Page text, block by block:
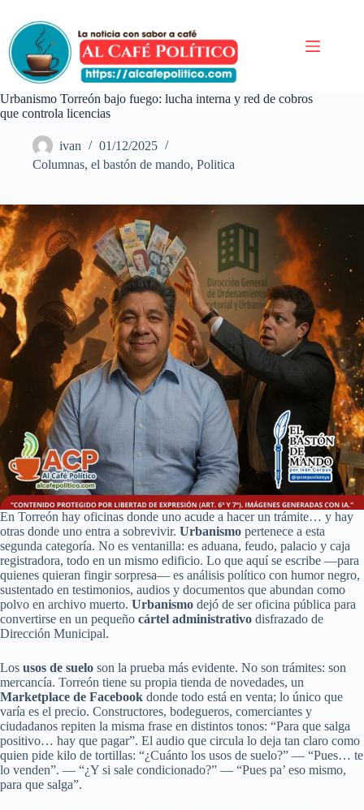
contenido
Urbanismo Torreón bajo fuego: lucha interna y red de cobros
que controla licencias
ivan
01/12/2025
Columnas, el bastón de mando, Politica
En Torreón hay oficinas donde uno acude a hacer un trámite… y hay
otras donde uno entra a sobrevivir. Urbanismo pertenece a esta
segunda categoría. No es ventanilla: es aduana, feudo, palacio y caja
registradora, todo en un mismo edificio. Lo que aquí se escribe —para
quienes quieran fingir sorpresa— es análisis político con humor negro,
sustentado en testimonios, audios y documentos que abundan como
polvo en archivo muerto. Urbanismo dejó de ser oficina pública para
convertirse en un pequeño cártel administrativo disfrazado de
Dirección Municipal.
Los usos de suelo son la prueba más evidente. No son trámites: son
mercancía. Torreón tiene su propia tienda de novedades, un
Marketplace de Facebook donde todo está en venta; lo único que
varía es el precio. Constructores, bodegueros, comerciantes y
ciudadanos repiten la misma frase en distintos tonos: “Para que salga
positivo… hay que pagar”. El audio que circula lo deja tan claro como
quien pide kilo de tortillas: “¿Cuánto los usos de suelo?” — “Pues… te
lo venden”. — “¿Y si sale condicionado?” — “Pues pa’ eso mismo,
para que salga”.